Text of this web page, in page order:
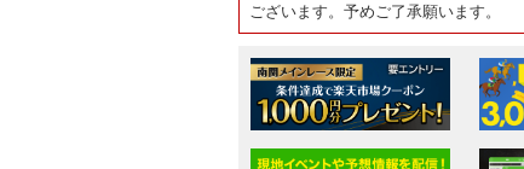
ございます。予めご了承願います。